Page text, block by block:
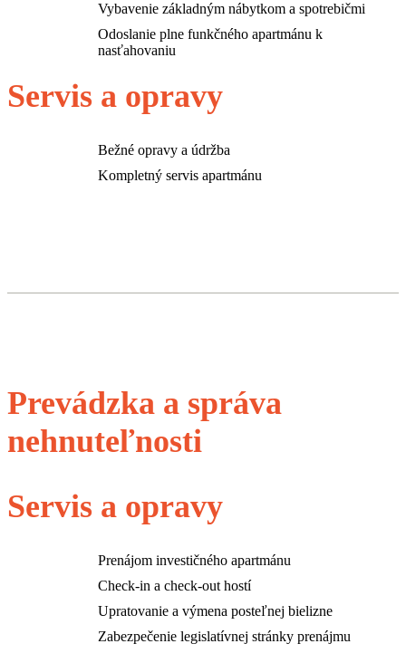
Vybavenie základným nábytkom a spotrebičmi
Odoslanie plne funkčného apartmánu k
nasťahovaniu
Servis a opravy
Bežné opravy a údržba
Kompletný servis apartmánu
Prevádzka a správa
nehnuteľnosti
Servis a opravy
Prenájom investičného apartmánu
Check-in a check-out hostí
Upratovanie a výmena posteľnej bielizne
Zabezpečenie legislatívnej stránky prenájmu